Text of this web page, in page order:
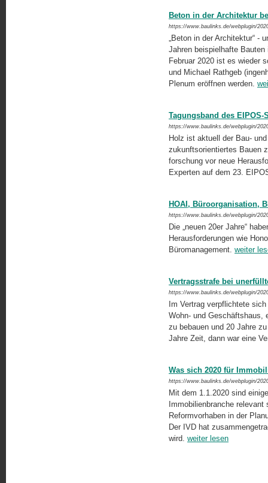
Beton in der Architektur
https://www.baulinks.de/webplugin/
„Beton in der Architektur“ -
Jahren beispielhafte
Februar 2020 ist es wieder
und Michael Rathgeb
Plenum eröffnen werden.
Tagungsband des
https://www.baulinks.de/webplugin/
Holz ist aktuell der Bau-
zukunftsorientiertes Bauen
forschung vor neue
Experten auf dem 23.
HOAI, Büroorganisation,
https://www.baulinks.de/webplugin/
Die „neuen 20er Jahre“
Herausforderungen wie
Büromanagement. weiter
Vertragsstrafe bei
https://www.baulinks.de/webplugin/
Im Vertrag verpflichtete
Wohn- und Geschäftshaus,
zu bebauen und 20 Jahre
Jahre Zeit, dann war eine
Was sich 2020 für
https://www.baulinks.de/webplugin/
Mit dem 1.1.2020 sind
Immobilienbranche
Reformvorhaben in der
Der IVD hat
wird. weiter lesen